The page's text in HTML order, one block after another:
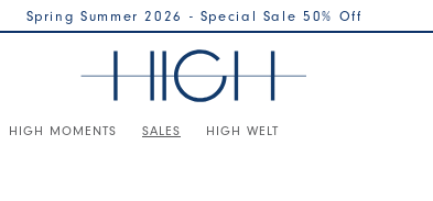
Spring Summer 2026 - Special Sale 50% Off
HIGH MOMENTS SALES HIGH WELT